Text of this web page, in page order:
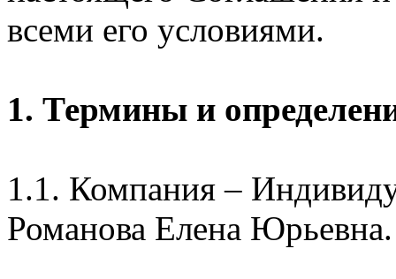
всеми его условиями.
1. Термины и
1.1. Компания –
Романова Елена Юрьевна.